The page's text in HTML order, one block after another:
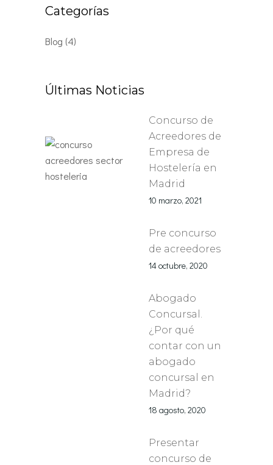
Categorías
Blog (4)
Últimas Noticias
Concurso de
Acreedores de
Empresa de
Hostelería en
Madrid
10 marzo, 2021
Pre concurso
de acreedores
14 octubre, 2020
Abogado
Concursal.
¿Por qué
contar con un
abogado
concursal en
Madrid?
18 agosto, 2020
Presentar
concurso de